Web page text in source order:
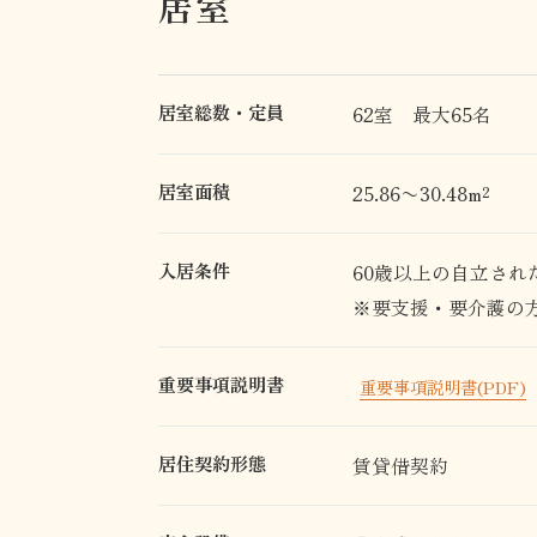
居室総数・定員 62室 最大65名
居室面積 25.86〜30.48m²
入居条件
60歳以上の自立され
※要支援・要介護の
重要事項説明書 重要事項説明書(PDF)
居住契約形態 賃貸借契約